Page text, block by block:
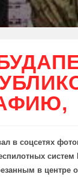
в соцсетях
в центре